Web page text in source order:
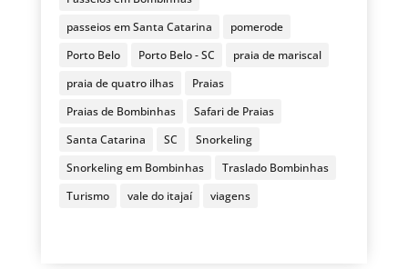
passeios em Santa Catarina
pomerode
Porto Belo
Porto Belo - SC
praia de mariscal
praia de quatro ilhas
Praias
Praias de Bombinhas
Safari de Praias
Santa Catarina
SC
Snorkeling
Snorkeling em Bombinhas
Traslado Bombinhas
Turismo
vale do itajaí viagens